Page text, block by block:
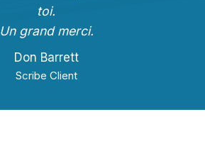
toi.
Un grand merci.
Don Barrett
Scribe Client